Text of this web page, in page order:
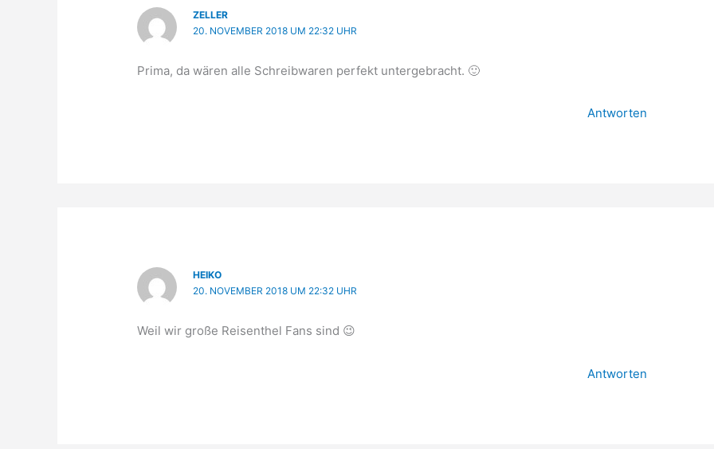
ZELLER
20. NOVEMBER 2018 UM 22:32 UHR
Prima, da wären alle Schreibwaren perfekt untergebracht. 🙂
Antworten
HEIKO
20. NOVEMBER 2018 UM 22:32 UHR
Weil wir große Reisenthel Fans sind 😉
Antworten